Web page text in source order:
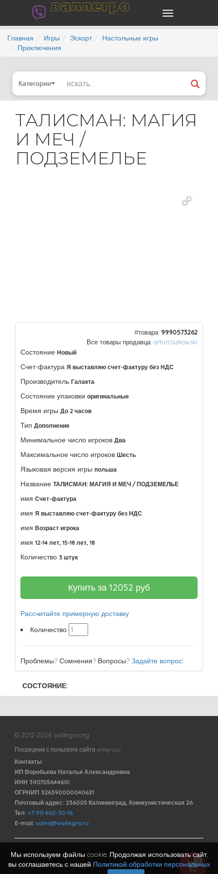
валлегро
Главная Игры Эскорт
Настольные игры
Приключения
Категории
ТАЛИСМАН: МАГИЯ
И МЕЧ /
ПОДЗЕМЕЛЬЕ
#товара: 9990573262
Все товары продавца: arturciszkowski
Состояние Новый
Счет-фактура Я выставляю счет-фактуру без НДС
Производитель Галакта
Состояние упаковки оригинальные
Время игры До 2 часов
Тип Дополнение
Минимальное число игроков Два
Максимальное число игроков Шесть
Языковая версия игры польша
Название ТАЛИСМАН: МАГИЯ И МЕЧ / ПОДЗЕМЕЛЬЕ
имя Счет-фактура
имя Я выставляю счет-фактуру без НДС
имя Возраст игрока
имя 12-14 лет, 15-18 лет, 18
Количество 3 штук
Купить за 12052 руб
Рассчитайте примерную доставку
Количество
Проблемы? Сомнения? Вопросы? Задайте вопрос!
СОСТОЯНИЕ:
© 2012-2026 wallegro.org
Посредник с польского сайта allegro.pl
Контакты
ИП Воробьева Наталья Александровна
ИНН 390705644610
ОГРНИП 326390000040631
Почтовый адрес: 236005 Калининград, Коммунистическая 26
Тел: +7 911 460-30-16
E-mail: sales@wallegro.ru
Договор оферты
Политика обработки персональных данных
0
Мы используем файлы cookie. Продолжая использовать сайт,
вы соглашаетесь с нашей Политикой обработки персональных